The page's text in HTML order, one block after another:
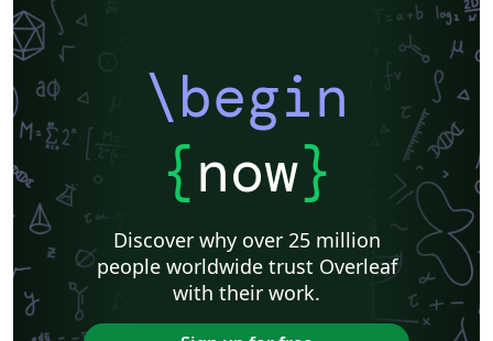
\begin
{now}
Discover why over 25 million
people worldwide trust Overleaf
with their work.